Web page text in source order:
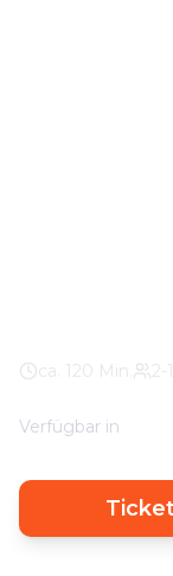
ca. 120 Min. 2-
Verfügbar in